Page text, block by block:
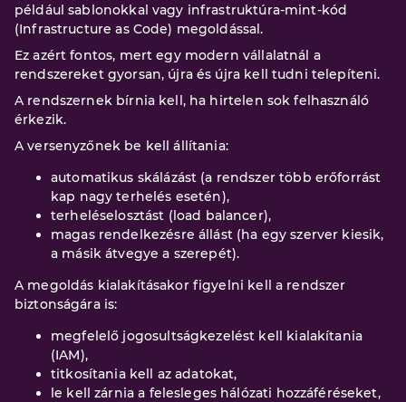
például sablonokkal vagy infrastruktúra-mint-kód
(Infrastructure as Code) megoldással.
Ez azért fontos, mert egy modern vállalatnál a
rendszereket gyorsan, újra és újra kell tudni telepíteni.
A rendszernek bírnia kell, ha hirtelen sok felhasználó
érkezik.
A versenyzőnek be kell állítania:
automatikus skálázást (a rendszer több erőforrást
kap nagy terhelés esetén),
terheléselosztást (load balancer),
magas rendelkezésre állást (ha egy szerver kiesik,
a másik átvegye a szerepét).
A megoldás kialakításakor figyelni kell a rendszer
biztonságára is:
megfelelő jogosultságkezelést kell kialakítania
(IAM),
titkosítania kell az adatokat,
le kell zárnia a felesleges hálózati hozzáféréseket,